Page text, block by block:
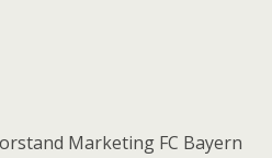
Marketing FC Bayern